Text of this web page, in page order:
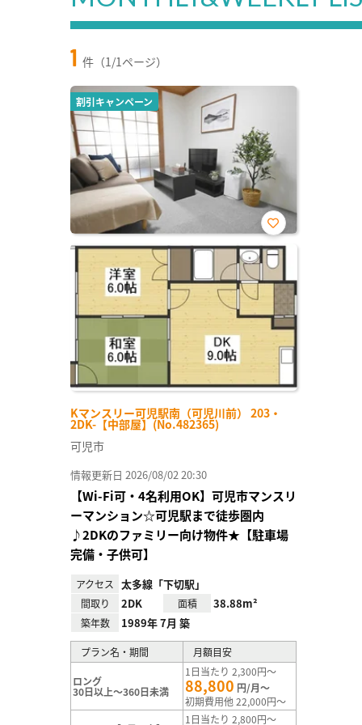
1 件（1/1ページ）
割引キャンペーン
Kマンスリー可児駅南（可児川前） 203・
2DK-【中部屋】(No.482365)
お気
に入
り登
録
可児市
情報更新日 2026/08/02 20:30
【Wi-Fi可・4名利用OK】可児市マンスリ
ーマンション☆可児駅まで徒歩圏内
♪2DKのファミリー向け物件★【駐車場
完備・子供可】
アクセス 太多線「下切駅」
間取り 2DK 面積 38.88m²
築年数 1989年 7月 築
プラン名・期間 月額目安
ロング
30日以上～360日未満
1日当たり 2,300円～
88,800 円/月～
初期費用他 22,000円～
1日当たり 2,800円～